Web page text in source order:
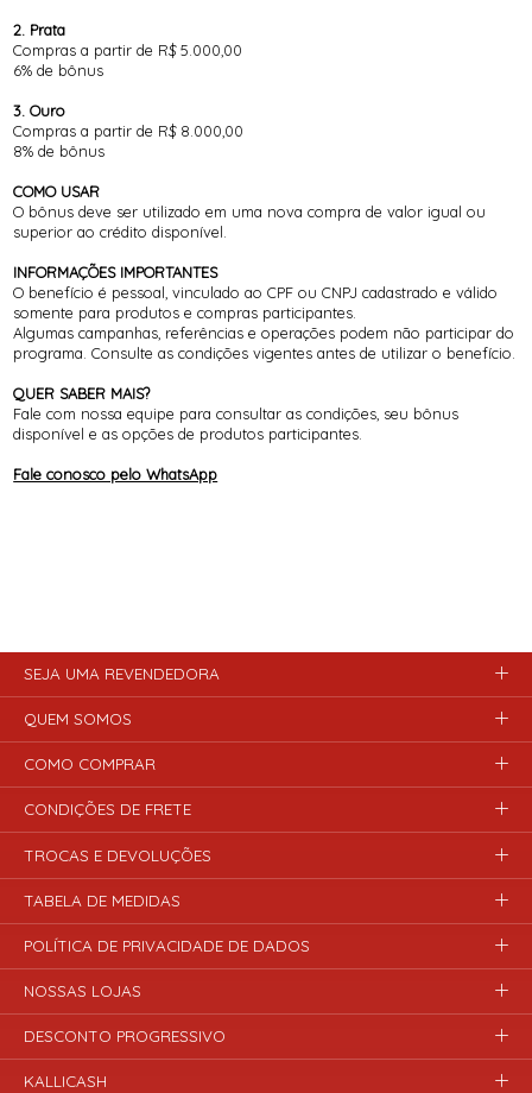
2. Prata
Compras a partir de R$ 5.000,00
6% de bônus
3. Ouro
Compras a partir de R$ 8.000,00
8% de bônus
COMO USAR
O bônus deve ser utilizado em uma nova compra de valor igual ou
superior ao crédito disponível.
INFORMAÇÕES IMPORTANTES
O benefício é pessoal, vinculado ao CPF ou CNPJ cadastrado e válido
somente para produtos e compras participantes.
Algumas campanhas, referências e operações podem não participar do
programa. Consulte as condições vigentes antes de utilizar o benefício.
QUER SABER MAIS?
Fale com nossa equipe para consultar as condições, seu bônus
disponível e as opções de produtos participantes.
Fale conosco pelo WhatsApp
SEJA UMA REVENDEDORA
QUEM SOMOS
COMO COMPRAR
CONDIÇÕES DE FRETE
TROCAS E DEVOLUÇÕES
TABELA DE MEDIDAS
POLÍTICA DE PRIVACIDADE DE DADOS
NOSSAS LOJAS
DESCONTO PROGRESSIVO
KALLICASH